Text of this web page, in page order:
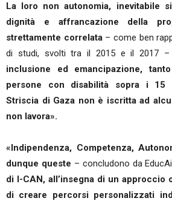
La loro non autonomia, inevitabile
dignità e affrancazione della
strettamente correlata– come ben
di studi, svolti tra il 2015 e il 2017 –
inclusione ed emancipazione,
persone con disabilità sopra i 15
Striscia di Gaza non è iscritta ad
non lavora».
«Indipendenza, Competenza,
dunque queste – concludono da
di I-CAN, all’insegna di un approccio
di creare percorsi personalizzati